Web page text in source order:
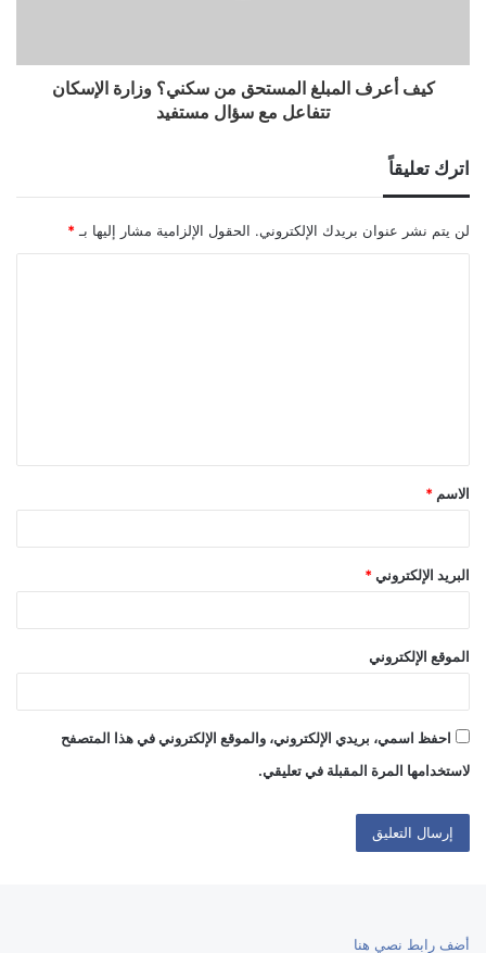
كيف أعرف المبلغ المستحق من سكني؟ وزارة الإسكان
تتفاعل مع سؤال مستفيد
اترك تعليقاً
لن يتم نشر عنوان بريدك الإلكتروني. الحقول الإلزامية مشار إليها بـ *
ق
*
الاسم *
البريد الإلكتروني *
الموقع الإلكتروني
احفظ اسمي، بريدي الإلكتروني، والموقع الإلكتروني في هذا المتصفح
لاستخدامها المرة المقبلة في تعليقي.
أضف رابط نصي هنا